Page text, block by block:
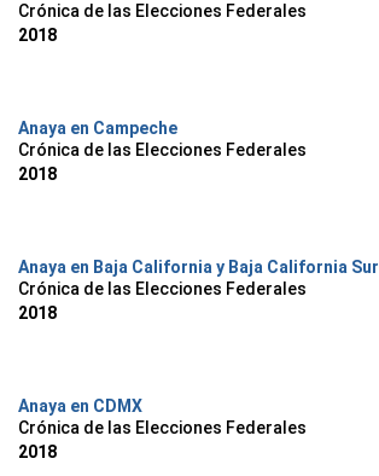
Crónica de las Elecciones Federales
2018
Anaya en Campeche
Crónica de las Elecciones Federales
2018
Anaya en Baja California y Baja California Sur
Crónica de las Elecciones Federales
2018
Anaya en CDMX
Crónica de las Elecciones Federales
2018